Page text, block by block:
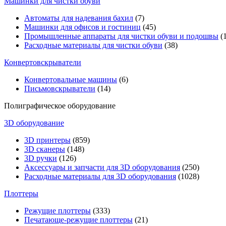
Автоматы для надевания бахил (7)
Машинки для офисов и гостиниц (45)
Промышленные аппараты для чистки обуви и подошвы
Расходные материалы для чистки обуви (38)
Конвертовскрыватели
Конвертовальные машины (6)
Письмовскрыватели (14)
Полиграфическое оборудование
3D оборудование
3D принтеры (859)
3D сканеры (148)
3D ручки (126)
Аксессуары и запчасти для 3D оборудования (250)
Расходные материалы для 3D оборудования (1028)
Плоттеры
Режущие плоттеры (333)
Печатающе-режущие плоттеры (21)